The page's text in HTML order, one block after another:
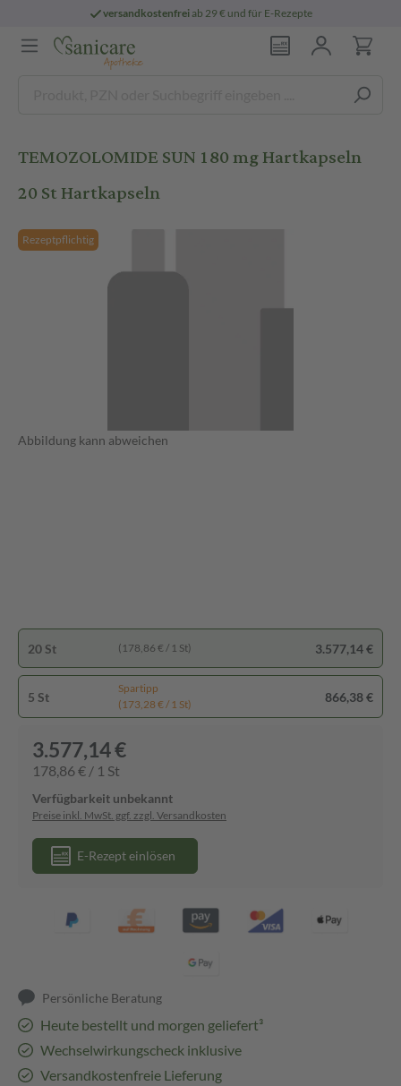
versandkostenfreiab 29 € und für E-Rezepte
TEMOZOLOMIDE SUN 180 mg Hartkapseln
20 St Hartkapseln
Rezeptpflichtig
Abbildung kann abweichen
20 St (178,86 € / 1 St) 3.577,14 €
5 St
Spartipp
(173,28 € / 1 St)
866,38 €
3.577,14 €
178,86 € / 1 St
Verfügbarkeit unbekannt
Preise inkl. MwSt. ggf. zzgl. Versandkosten
E-Rezept einlösen
Persönliche Beratung
Heute bestellt und morgen geliefert³
Wechselwirkungscheck inklusive
Versandkostenfreie Lieferung